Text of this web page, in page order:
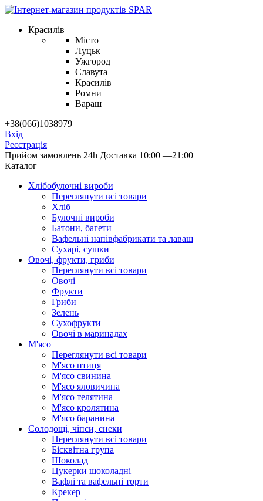
Красилів
Місто
Луцьк
Ужгород
Славута
Красилів
Ромни
Вараш
+38(066)1038979
Вхід
Реєстрація
Прийом замовлень 24h Доставка 10:00 —21:00
Каталог
Хлібобулочні вироби
Переглянути всі товари
Хліб
Булочні вироби
Батони, багети
Вафельні напівфабрикати та лаваш
Сухарі, сушки
Овочі, фрукти, гриби
Переглянути всі товари
Овочі
Фрукти
Гриби
Зелень
Сухофрукти
Овочі в маринадах
М'ясо
Переглянути всі товари
М'ясо птиця
М'ясо свинина
М'ясо яловичина
М'ясо телятина
М'ясо кролятина
М'ясо баранина
Солодощі, чіпси, снеки
Переглянути всі товари
Бісквітна група
Шоколад
Цукерки шоколадні
Вафлі та вафельні торти
Крекер